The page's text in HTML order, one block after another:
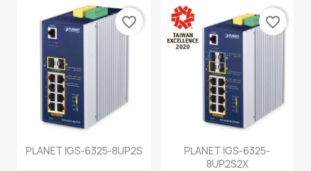
PLANET IGS-6325-8UP2S
favorite_border
PLANET IGS-6325-
8UP2S2X
favorite_border